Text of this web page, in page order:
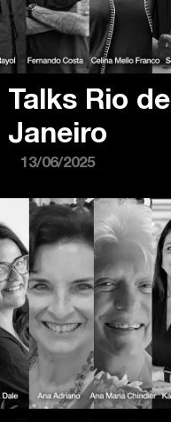
Talks Rio de
Janeiro
13/06/2025